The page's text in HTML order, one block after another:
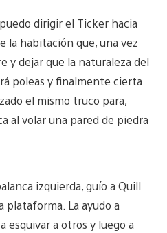
dirigir el Ticker hacia
la habitación que, una vez
y dejar que la naturaleza del
poleas y finalmente cierta
el mismo truco para,
al volar una pared de piedra
izquierda, guío a Quill
plataforma. La ayudo a
esquivar a otros y luego a